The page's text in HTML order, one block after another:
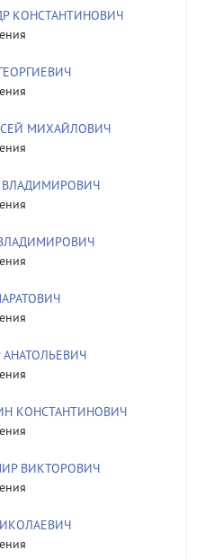
КОНСТАНТИНОВИЧ
МИХАЙЛОВИЧ
КОНСТАНТИНОВИЧ
ВИКТОРОВИЧ